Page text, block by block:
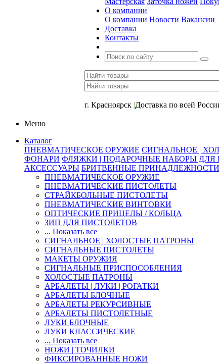
О компании
О компании Новости Вакансии
Доставка
Контакты
г. Красноярск |Доставка по всей
Меню
Каталог
ПНЕВМАТИЧЕСКОЕ ОРУЖИЕ СИГНАЛЬНОЕ |
ФОНАРИ ФЛЯЖКИ | ПОДАРОЧНЫЕ НАБОРЫ ДЛЯ
АКСЕССУАРЫ БРИТВЕННЫЕ ПРИНАДЛЕЖНОСТИ
ПНЕВМАТИЧЕСКОЕ ОРУЖИЕ
ПНЕВМАТИЧЕСКИЕ ПИСТОЛЕТЫ
СТРАЙКБОЛЬНЫЕ ПИСТОЛЕТЫ
ПНЕВМАТИЧЕСКИЕ ВИНТОВКИ
ОПТИЧЕСКИЕ ПРИЦЕЛЫ / КОЛЬЦА
ЗИП ДЛЯ ПИСТОЛЕТОВ
... Показать все
СИГНАЛЬНОЕ | ХОЛОСТЫЕ ПАТРОНЫ
СИГНАЛЬНЫЕ ПИСТОЛЕТЫ
МАКЕТЫ ОРУЖИЯ
СИГНАЛЬНЫЕ ПРИСПОСОБЛЕНИЯ
ХОЛОСТЫЕ ПАТРОНЫ
АРБАЛЕТЫ | ЛУКИ | РОГАТКИ
АРБАЛЕТЫ БЛОЧНЫЕ
АРБАЛЕТЫ РЕКУРСИВНЫЕ
АРБАЛЕТЫ ПИСТОЛЕТНЫЕ
ЛУКИ БЛОЧНЫЕ
ЛУКИ КЛАССИЧЕСКИЕ
... Показать все
НОЖИ | ТОЧИЛКИ
ФИКСИРОВАННЫЕ НОЖИ